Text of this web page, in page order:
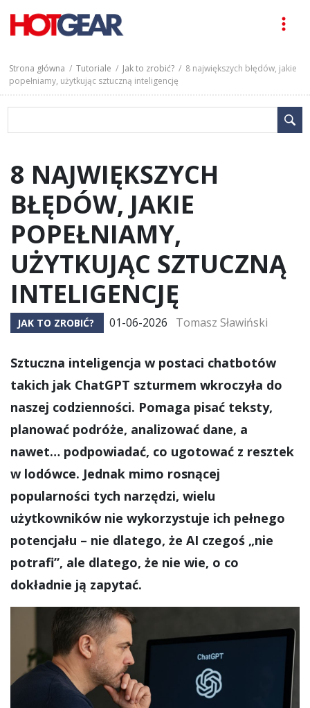
Strona główna /Tutoriale / Jak to zrobić? / 8 największych błędów, jakie
popełniamy, użytkując sztuczną inteligencję
8 NAJWIĘKSZYCH
BŁĘDÓW, JAKIE
POPEŁNIAMY,
UŻYTKUJĄC SZTUCZNĄ
INTELIGENCJĘ
JAK TO ZROBIĆ? 01-06-2026 Tomasz Sławiński
Sztuczna inteligencja w postaci chatbotów
takich jak ChatGPT szturmem wkroczyła do
naszej codzienności. Pomaga pisać teksty,
planować podróże, analizować dane, a
nawet… podpowiadać, co ugotować z resztek
w lodówce. Jednak mimo rosnącej
popularności tych narzędzi, wielu
użytkowników nie wykorzystuje ich pełnego
potencjału – nie dlatego, że AI czegoś „nie
potrafi”, ale dlatego, że nie wie, o co
dokładnie ją zapytać.